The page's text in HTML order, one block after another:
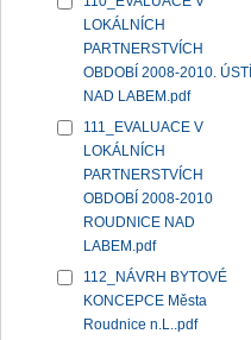
LOKÁLNÍCH
PARTNERSTVÍCH
OBDOBÍ 2008-2010. ÚSTÍ
NAD LABEM.pdf
111_EVALUACE V
LOKÁLNÍCH
PARTNERSTVÍCH
OBDOBÍ 2008-2010
ROUDNICE NAD
LABEM.pdf
112_NÁVRH BYTOVÉ
KONCEPCE Města
Roudnice n.L..pdf